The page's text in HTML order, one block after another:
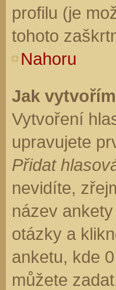
profilu (je
tohoto
Nahoru
Jak
Vytvoření
upravujete
Přidat
nevidíte,
název
otázky a
anketu, kde
můžete